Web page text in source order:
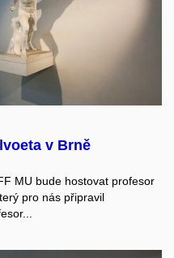
v Brně
MU bude hostovat profesor
pro nás připravil